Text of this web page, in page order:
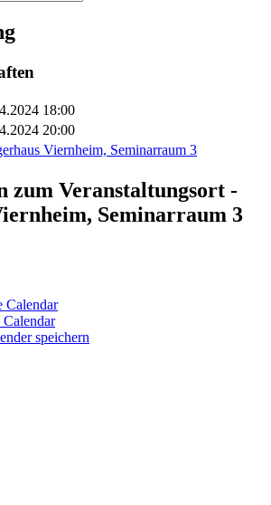
18:00
20:00
Viernheim, Seminarraum 3
zum Veranstaltungsort -
Seminarraum 3
Calendar
Calendar
speichern